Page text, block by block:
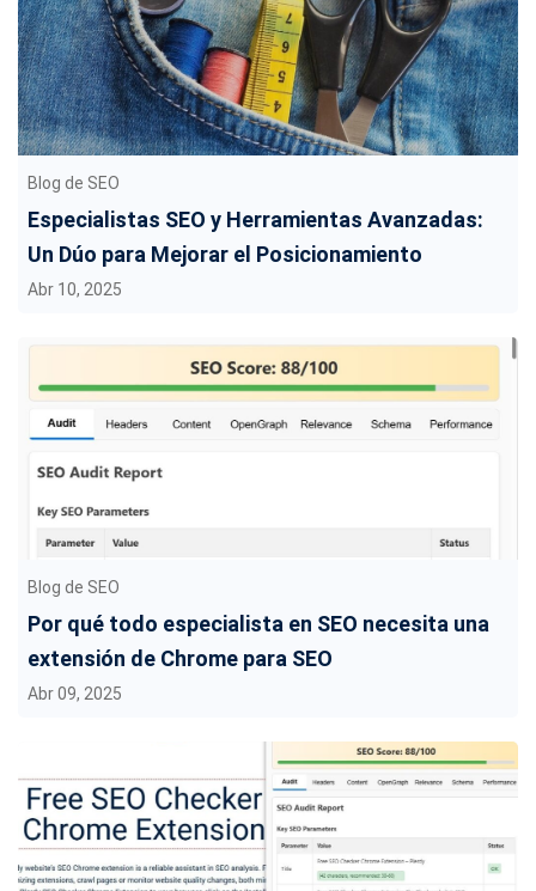
Blog de SEO
Especialistas SEO y Herramientas Avanzadas:
Un Dúo para Mejorar el Posicionamiento
Abr 10, 2025
Blog de SEO
Por qué todo especialista en SEO necesita una
extensión de Chrome para SEO
Abr 09, 2025